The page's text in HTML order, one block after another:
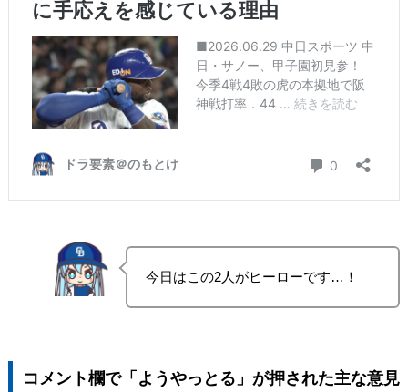
今日はこの2人がヒーローです…！
コメント欄で「ようやっとる」が押された主な意見